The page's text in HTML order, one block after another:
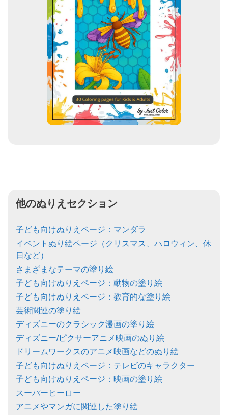
他のぬりえセクション
子ども向けぬりえページ：マンダラ
イベントぬり絵ページ（クリスマス、ハロウィン、休
日など）
さまざまなテーマの塗り絵
子ども向けぬりえページ：動物の塗り絵
子ども向けぬりえページ：教育的な塗り絵
芸術関連の塗り絵
ディズニーのクラシック漫画の塗り絵
ディズニー/ピクサーアニメ映画のぬり絵
ドリームワークスのアニメ映画などのぬり絵
子ども向けぬりえページ：テレビのキャラクター
子ども向けぬりえページ：映画の塗り絵
スーパーヒーロー
アニメやマンガに関連した塗り絵